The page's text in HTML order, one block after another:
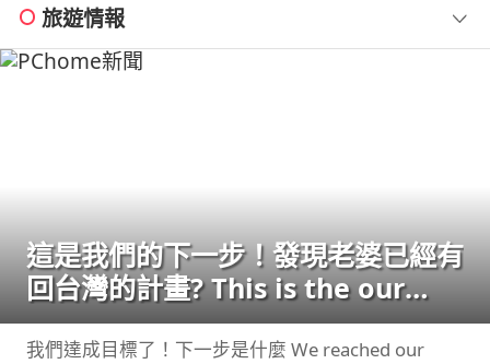
旅遊情報
這是我們的下一步！發現老婆已經有
回台灣的計畫? This is the our
next step
我們達成目標了！下一步是什麼 We reached our